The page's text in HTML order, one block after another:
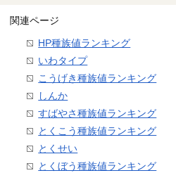
関連ページ
HP種族値ランキング
いわタイプ
こうげき種族値ランキング
しんか
すばやさ種族値ランキング
とくこう種族値ランキング
とくせい
とくぼう種族値ランキング